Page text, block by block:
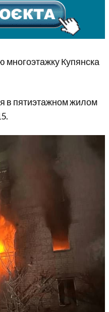
многоэтажку Купянска
в пятиэтажном жилом